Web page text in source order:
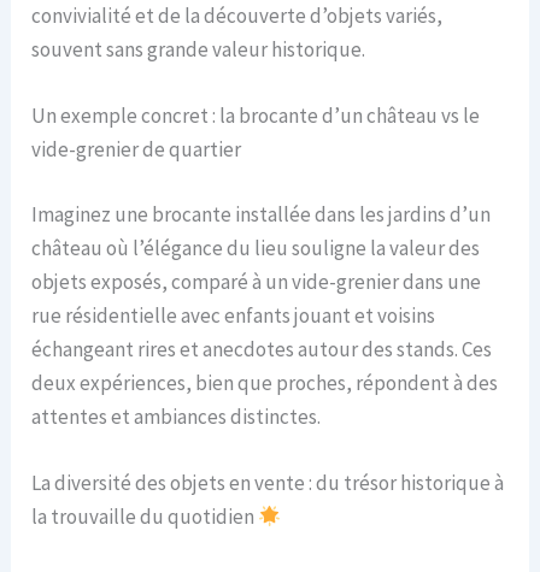
convivialité et de la découverte d’objets variés,
souvent sans grande valeur historique.
Un exemple concret : la brocante d’un château vs le
vide-grenier de quartier
Imaginez une brocante installée dans les jardins d’un
château où l’élégance du lieu souligne la valeur des
objets exposés, comparé à un vide-grenier dans une
rue résidentielle avec enfants jouant et voisins
échangeant rires et anecdotes autour des stands. Ces
deux expériences, bien que proches, répondent à des
attentes et ambiances distinctes.
La diversité des objets en vente : du trésor historique à
la trouvaille du quotidien